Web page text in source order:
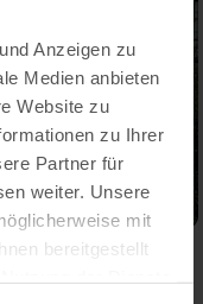
Anzeigen zu
Medien anbieten
Website zu
zu Ihrer
Partner für
weiter. Unsere
mit
bereitgestellt